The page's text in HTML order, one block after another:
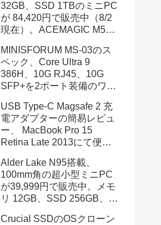
32GB、SSD 1TBのミニPC
が 84,420円で販売中（8/2
現在）。ACEMAGIC M5の
MINISFORUM MS-03のス
ペック、Core Ultra 9
386H、10G RJ45、10G
SFP+を2ポート装備のワー
USB Type-C Magsafe 2 充
電アダプターの簡易レビュ
ー、 MacBook Pro 15
Retina Late 2013にて便利
Alder Lake N95搭載、
100mm角の超小型ミニPC
が39,999円で販売中。メモ
リ 12GB、SSD 256GB、
Crucial SSDのOSクローン